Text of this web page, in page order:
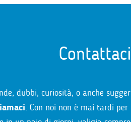
Contattaci
dubbi, curiosità, o anche
. Con noi non è mai tardi